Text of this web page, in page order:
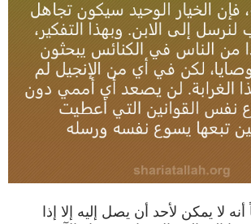
لا يمكن لأحد أن يصل إليه إلا إذا